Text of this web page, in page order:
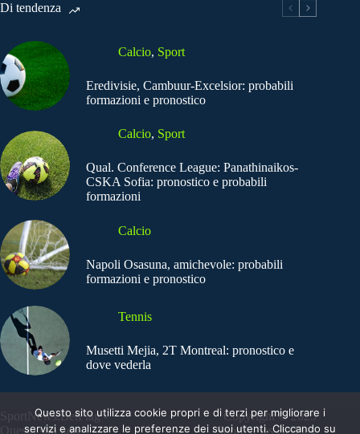
Di tendenza
Calcio, Sport
Eredivisie, Cambuur-Excelsior: probabili
formazioni e pronostico
Calcio, Sport
Qual. Conference League: Panathinaikos-
CSKA Sofia: pronostico e probabili
formazioni
Calcio
Napoli Osasuna, amichevole: probabili
formazioni e pronostico
Tennis
Musetti Mejia, 2T Montreal: pronostico e
dove vederla
SportNews.BetFlag -
Questo sito non
Copyright © 2025
SportNews BetFlag
Questo sito utilizza cookie propri e di terzi per migliorare i
servizi e analizzare le preferenze dei suoi utenti. Cliccando su